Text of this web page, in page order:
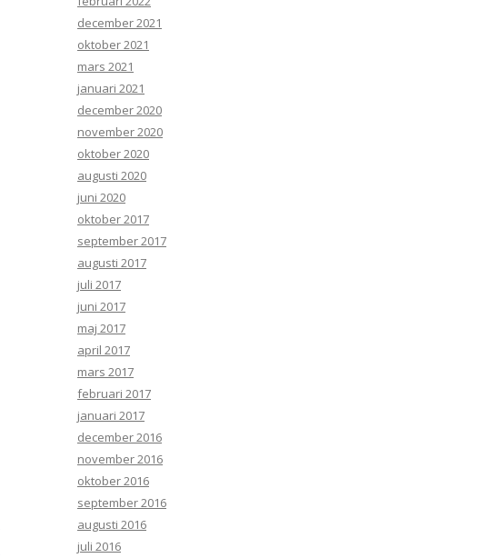
december 2021
oktober 2021
mars 2021
januari 2021
december 2020
november 2020
oktober 2020
augusti 2020
juni 2020
oktober 2017
september 2017
augusti 2017
juli 2017
juni 2017
maj 2017
april 2017
mars 2017
februari 2017
januari 2017
december 2016
november 2016
oktober 2016
september 2016
augusti 2016
juli 2016